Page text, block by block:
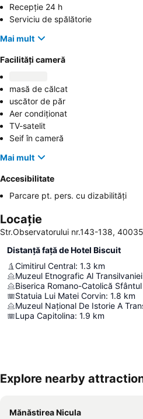
Recepție 24 h
Serviciu de spălătorie
Mai mult
Facilități cameră
masă de călcat
uscător de păr
Aer condiționat
TV-satelit
Seif în cameră
Mai mult
Accesibilitate
Parcare pt. pers. cu dizabilități
Locație
Str.Observatorului nr.143-138,
Distanță față de Hotel Biscuit
Cimitirul Central: 1.3 km
Muzeul Etnografic Al Transilvaniei
Biserica Romano-Catolică
Statuia Lui Matei Corvin: 1.8 km
Lupa Capitolina: 1.9 km
Explore nearby
Mănăstirea Nicula